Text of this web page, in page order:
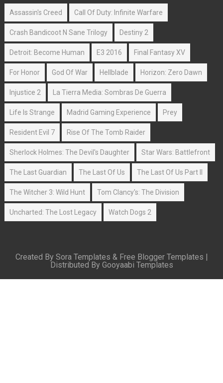
Assassin's Creed Call Of Duty: Infinite Warfare
Crash Bandicoot N Sane Trilogy Destiny 2
Detroit: Become Human E3 2016 Final Fantasy XV
For Honor God Of War Hellblade Horizon: Zero Dawn
Injustice 2 La Tierra Media: Sombras De Guerra
Life Is Strange Madrid Gaming Experience Prey
Resident Evil 7 Rise Of The Tomb Raider
Sherlock Holmes: The Devil's Daughter Star Wars: Battlefront
The Last Guardian The Last Of Us The Last Of Us Part II
The Witcher 3: Wild Hunt Tom Clancy's: The Division
Uncharted: The Lost Legacy Watch Dogs 2
Created By Sora Templates & Free Blogger Templates |
Distributed By Gooyaabi Templates